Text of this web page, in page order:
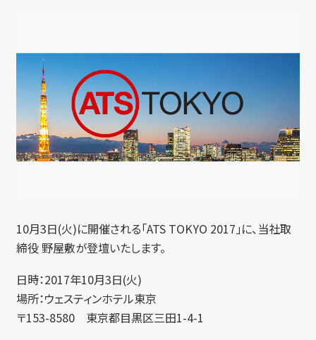
10月3日(火)に開催される「ATS TOKYO 2017」に、当社取
締役 野屋敷が登壇いたします。
日時：2017年10月3日(火)
場所：ウェスティンホテル東京
〒153-8580 東京都目黒区三田1-4-1